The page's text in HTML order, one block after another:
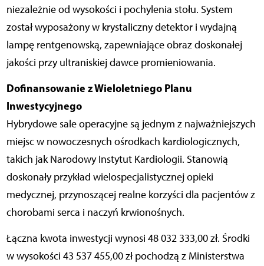
niezależnie od wysokości i pochylenia stołu. System
został wyposażony w krystaliczny detektor i wydajną
lampę rentgenowską, zapewniające obraz doskonałej
jakości przy ultraniskiej dawce promieniowania.
Dofinansowanie z Wieloletniego Planu
Inwestycyjnego
Hybrydowe sale operacyjne są jednym z najważniejszych
miejsc w nowoczesnych ośrodkach kardiologicznych,
takich jak Narodowy Instytut Kardiologii. Stanowią
doskonały przykład wielospecjalistycznej opieki
medycznej, przynoszącej realne korzyści dla pacjentów z
chorobami serca i naczyń krwionośnych.
Łączna kwota inwestycji wynosi 48 032 333,00zł. Środki
w wysokości 43 537 455,00 złpochodzą z Ministerstwa